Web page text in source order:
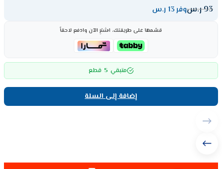
93ر.سوفر 13 ر.س
قسّمها على طريقتك، اشترِ الآن وادفع لاحقاً
متبقي 5 قطع
إضافة إلى السلة